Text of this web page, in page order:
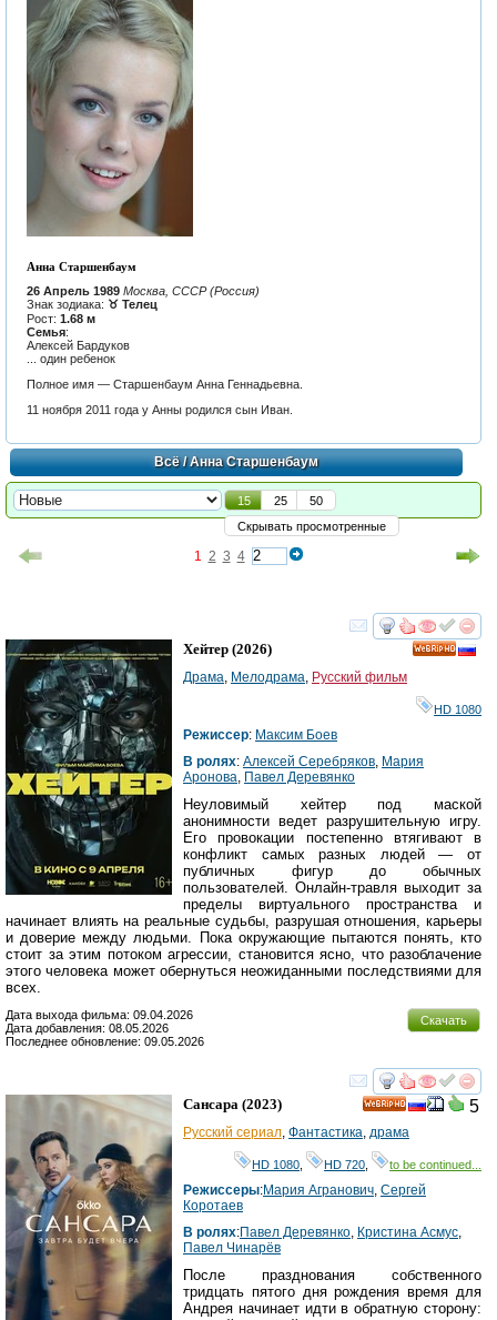
Анна Старшенбаум
26 Апрель 1989 Москва, СССР (Россия)
Знак зодиака: ♉ Телец
Рост: 1.68 м
Семья:
Алексей Бардуков
... один ребенок
Полное имя — Старшенбаум Анна Геннадьевна.
11 ноября 2011 года у Анны родился сын Иван.
Всё/ Анна Старшенбаум
15 25
50
Скрывать просмотренные
1 2 3 4
смотреть
Хейтер (2026)
Драма Мелодрама Русский фильм
HD 1080
Режиссер: Максим Боев
В ролях: Алексей Серебряков Мария
Аронова Павел Деревянко
Неуловимый хейтер под маской
анонимности ведет разрушительную игру.
Его провокации постепенно втягивают в
конфликт самых разных людей — от
публичных фигур до обычных
пользователей. Онлайн-травля выходит за
пределы виртуального пространства и
начинает влиять на реальные судьбы, разрушая отношения, карьеры
и доверие между людьми. Пока окружающие пытаются понять, кто
стоит за этим потоком агрессии, становится ясно, что разоблачение
этого человека может обернуться неожиданными последствиями для
всех.
Скачать
Дата выхода фильма: 09.04.2026
Дата добавления: 08.05.2026
Последнее обновление: 09.05.2026
смотреть
5
Сансара (2023)
Русский сериал Фантастика драма
HD 1080 HD 720 to be continued...
Режиссеры:Мария Агранович Сергей
Коротаев
В ролях:Павел Деревянко Кристина Асмус
Павел Чинарёв
После празднования собственного
тридцать пятого дня рождения время для
Андрея начинает идти в обратную сторону: